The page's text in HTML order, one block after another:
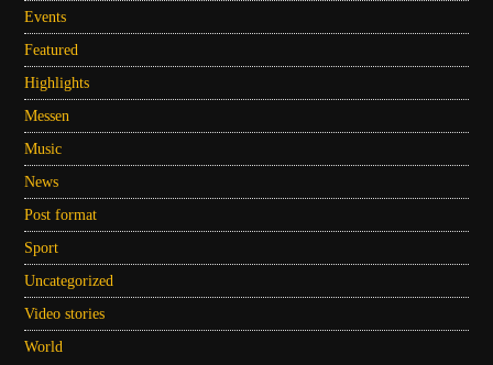
Events
Featured
Highlights
Messen
Music
News
Post format
Sport
Uncategorized
Video stories
World